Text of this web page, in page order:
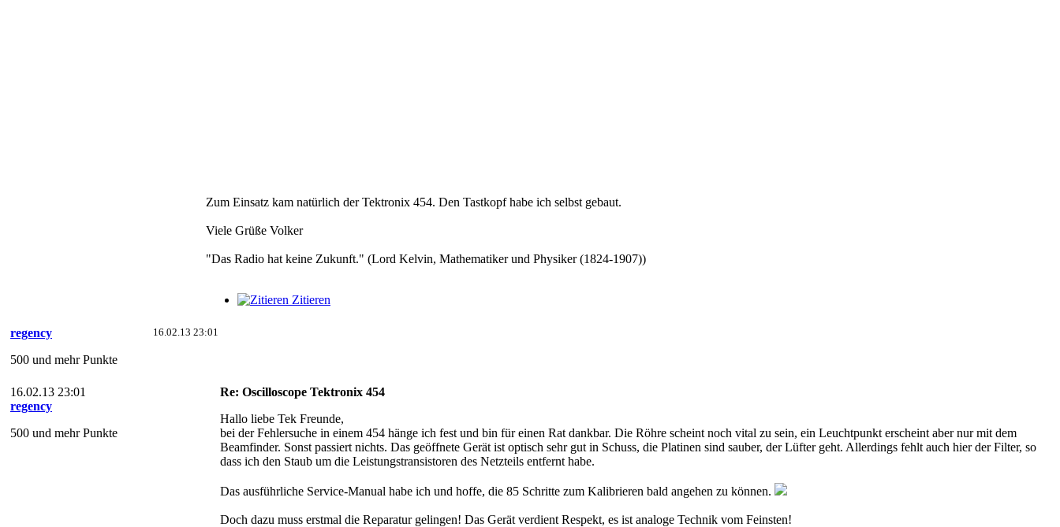
Zum Einsatz kam natürlich der Tektronix 454. Den Tastkopf habe ich selbst gebaut.
Viele Grüße Volker
"Das Radio hat keine Zukunft." (Lord Kelvin, Mathematiker und Physiker (1824-1907))
Zitieren
16.02.13 23:01
regency
500 und mehr Punkte
16.02.13 23:01
regency
500 und mehr Punkte
Re: Oscilloscope Tektronix 454
Hallo liebe Tek Freunde,
bei der Fehlersuche in einem 454 hänge ich fest und bin für einen Rat dankbar. Die Röhre scheint noch vital zu sein, ein Leuchtpunkt erscheint aber nur mit dem
Beamfinder. Sonst passiert nichts. Das geöffnete Gerät ist optisch sehr gut in Schuss, die Platinen sind sauber, der Lüfter geht. Allerdings fehlt auch hier der Filter, so
dass ich den Staub um die Leistungstransistoren des Netzteils entfernt habe.
Das ausführliche Service-Manual habe ich und hoffe, die 85 Schritte zum Kalibrieren bald angehen zu können.
Doch dazu muss erstmal die Reparatur gelingen! Das Gerät verdient Respekt, es ist analoge Technik vom Feinsten!